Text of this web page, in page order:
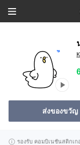
ส่งของขวัญ
รองรับ คอมบิเนชันสติกเก